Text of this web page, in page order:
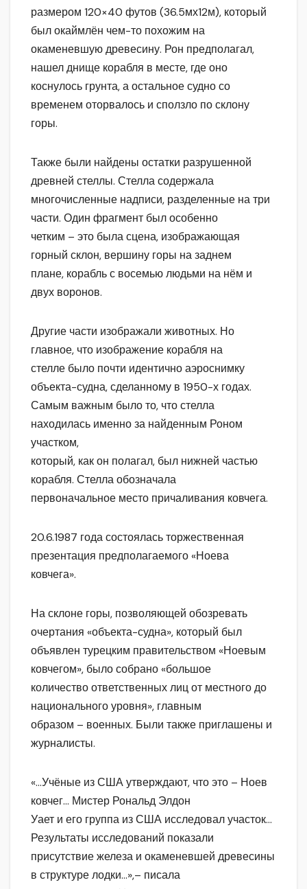
размером 120×40 футов (36.5мх12м), который
был окаймлён чем-то похожим на
окаменевшую древесину. Рон предполагал,
нашел днище корабля в месте, где оно
коснулось грунта, а остальное судно со
временем оторвалось и сползло по склону
горы.
Также были найдены остатки разрушенной
древней стеллы. Стелла содержала
многочисленные надписи, разделенные на три
части. Один фрагмент был особенно
четким – это была сцена, изображающая
горный склон, вершину горы на заднем
плане, корабль с восемью людьми на нём и
двух воронов.
Другие части изображали животных. Но
главное, что изображение корабля на
стелле было почти идентично аэроснимку
объекта-судна, сделанному в 1950-х годах.
Самым важным было то, что стелла
находилась именно за найденным Роном
участком,
который, как он полагал, был нижней частью
корабля. Стелла обозначала
первоначальное место причаливания ковчега.
20.6.1987 года состоялась торжественная
презентация предполагаемого «Ноева
ковчега».
На склоне горы, позволяющей обозревать
очертания «объекта-судна», который был
объявлен турецким правительством «Ноевым
ковчегом», было собрано «большое
количество ответственных лиц от местного до
национального уровня», главным
образом – военных. Были также приглашены и
журналисты.
«…Учёные из США утверждают, что это – Ноев
ковчег… Мистер Рональд Элдон
Уает и его группа из США исследовал участок…
Результаты исследований показали
присутствие железа и окаменевшей древесины
в структуре лодки…»,– писала